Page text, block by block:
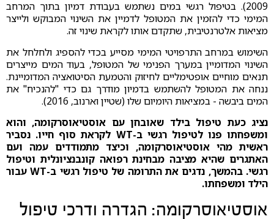
2009). בטיפול רגשי במים נשתמש בעבודת דמיון בתוך המרחב
המימי כדי להזמין את המטופל לדמיין את השינוי המבוקש ולייצר
מציאות אלטרנטיבית, שתקדם אותו לקראת שינוי זה.
השימוש במרחב התרפויטי המימי מסייע בכדי להספיג ולחלחל את
השינוי המדומיין במערך הפנימי של המטופל, בעוד המים מייצרים
תנאים מוחיים אופטימליים לחיזוק והטמעת הסיטואציה המדומיינת.
ננחה את המטופל להשתמש בדמיון מודרך גם כדי "להנכיח" את
המים ביבשה - במציאות היומיום שלו (שטיין וארנוב, 2016).
נציג כעת טיפול בילד שאובחן עם אוסטיאוסרקומה, והוא
ומשפחתו פנו לטיפול רגשי ב-WT לקראת סוף חייו. נסביר
ראשית מהי אוסטיאוסרקומה, וכיצד מתמודדים עמה ועם
האתגרים שהיא מציבה מבחינת רפואה קונבנציונלית וטיפול
רגשי. בהמשך, נדגים את התרומה של טיפול רגשי ב-WT עבור
הילד ומשפחתו.
אוסטיאוסרקומה: הגדרה ודרכי טיפול